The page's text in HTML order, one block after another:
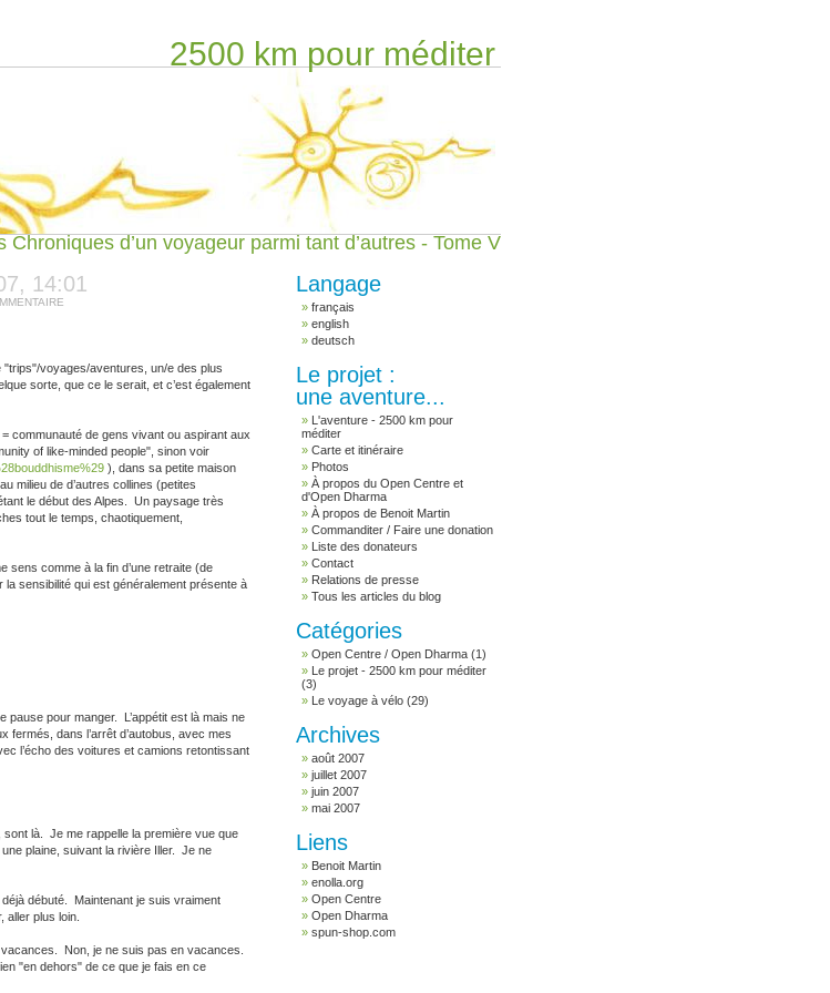
2500 km pour méditer
Chroniques d’un voyageur parmi tant d’autres - Tome V
Langage
français
english
deutsch
Le projet :
une aventure...
L'aventure - 2500 km pour
méditer
Carte et itinéraire
Photos
À propos du Open Centre et
d'Open Dharma
À propos de Benoit Martin
Commanditer / Faire une donation
Liste des donateurs
Contact
Relations de presse
Tous les articles du blog
Catégories
Open Centre / Open Dharma (1)
Le projet - 2500 km pour méditer
(3)
Le voyage à vélo (29)
Archives
août 2007
juillet 2007
juin 2007
mai 2007
Liens
Benoit Martin
enolla.org
Open Centre
Open Dharma
spun-shop.com
14:01
"trips"/voyages/aventures, un/e des plus
sorte, que ce le serait, et c’est également
communauté de gens vivant ou aspirant aux
of like-minded people", sinon voir
), dans sa petite maison
milieu de d’autres collines (petites
le début des Alpes. Un paysage très
tout le temps, chaotiquement,
sens comme à la fin d’une retraite (de
sensibilité qui est généralement présente à
pause pour manger. L’appétit est là mais ne
dans l’arrêt d’autobus, avec mes
l’écho des voitures et camions retontissant
là. Je me rappelle la première vue que
plaine, suivant la rivière Iller. Je ne
débuté. Maintenant je suis vraiment
aller plus loin.
Non, je ne suis pas en vacances.
"en dehors" de ce que je fais en ce